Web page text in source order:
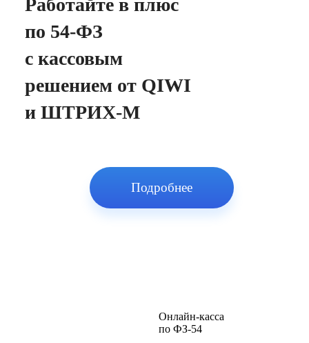
Работайте в плюс
по 54-ФЗ
с кассовым
решением от QIWI
и ШТРИХ-М
Онлайн-касса
по ФЗ-54
Подробнее